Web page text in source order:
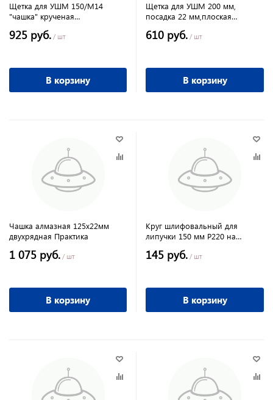
Щетка для УШМ 150/М14
"чашка" крученая
проволока,MATRIX
925 руб. / шт
В корзину
Щетка для УШМ 200 мм,
посадка 22 мм,плоская
610 руб. / шт
В корзину
Чашка алмазная 125х22мм
двухрядная Практика
1 075 руб. / шт
В корзину
Круг шлифовальный для
липучки 150 мм Р220 на
MATRIX
145 руб. / шт
В корзину